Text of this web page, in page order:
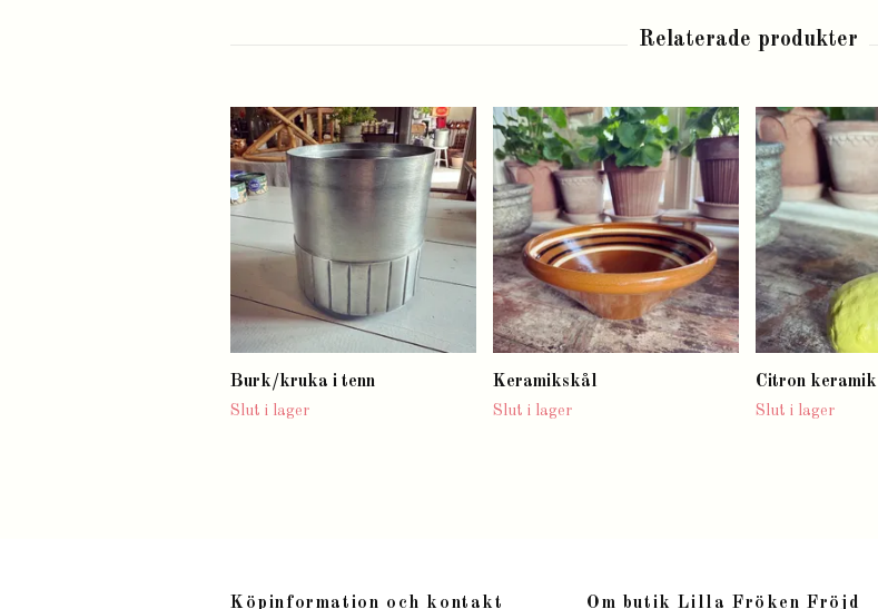
Burk/kruka i tenn
Slut i lager
Keramikskål
Slut i lager
Citron keramik
Slut i lager
Köpinformation och kontakt Om butik Lilla Fröken Fröjd